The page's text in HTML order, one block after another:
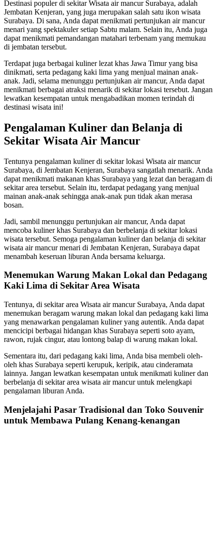
Destinasi populer di sekitar Wisata air mancur Surabaya, adalah
Jembatan Kenjeran, yang juga merupakan salah satu ikon wisata
Surabaya. Di sana, Anda dapat menikmati pertunjukan air mancur
menari yang spektakuler setiap Sabtu malam. Selain itu, Anda juga
dapat menikmati pemandangan matahari terbenam yang memukau
di jembatan tersebut.
Terdapat juga berbagai kuliner lezat khas Jawa Timur yang bisa
dinikmati, serta pedagang kaki lima yang menjual mainan anak-
anak. Jadi, selama menunggu pertunjukan air mancur, Anda dapat
menikmati berbagai atraksi menarik di sekitar lokasi tersebut. Jangan
lewatkan kesempatan untuk mengabadikan momen terindah di
destinasi wisata ini!
Pengalaman Kuliner dan Belanja di
Sekitar Wisata Air Mancur
Tentunya pengalaman kuliner di sekitar lokasi Wisata air mancur
Surabaya, di Jembatan Kenjeran, Surabaya sangatlah menarik. Anda
dapat menikmati makanan khas Surabaya yang lezat dan beragam di
sekitar area tersebut. Selain itu, terdapat pedagang yang menjual
mainan anak-anak sehingga anak-anak pun tidak akan merasa
bosan.
Jadi, sambil menunggu pertunjukan air mancur, Anda dapat
mencoba kuliner khas Surabaya dan berbelanja di sekitar lokasi
wisata tersebut. Semoga pengalaman kuliner dan belanja di sekitar
wisata air mancur menari di Jembatan Kenjeran, Surabaya dapat
menambah keseruan liburan Anda bersama keluarga.
Menemukan Warung Makan Lokal dan Pedagang
Kaki Lima di Sekitar Area Wisata
Tentunya, di sekitar area Wisata air mancur Surabaya, Anda dapat
menemukan beragam warung makan lokal dan pedagang kaki lima
yang menawarkan pengalaman kuliner yang autentik. Anda dapat
mencicipi berbagai hidangan khas Surabaya seperti soto ayam,
rawon, rujak cingur, atau lontong balap di warung makan lokal.
Sementara itu, dari pedagang kaki lima, Anda bisa membeli oleh-
oleh khas Surabaya seperti kerupuk, keripik, atau cinderamata
lainnya. Jangan lewatkan kesempatan untuk menikmati kuliner dan
berbelanja di sekitar area wisata air mancur untuk melengkapi
pengalaman liburan Anda.
Menjelajahi Pasar Tradisional dan Toko Souvenir
untuk Membawa Pulang Kenang-kenangan